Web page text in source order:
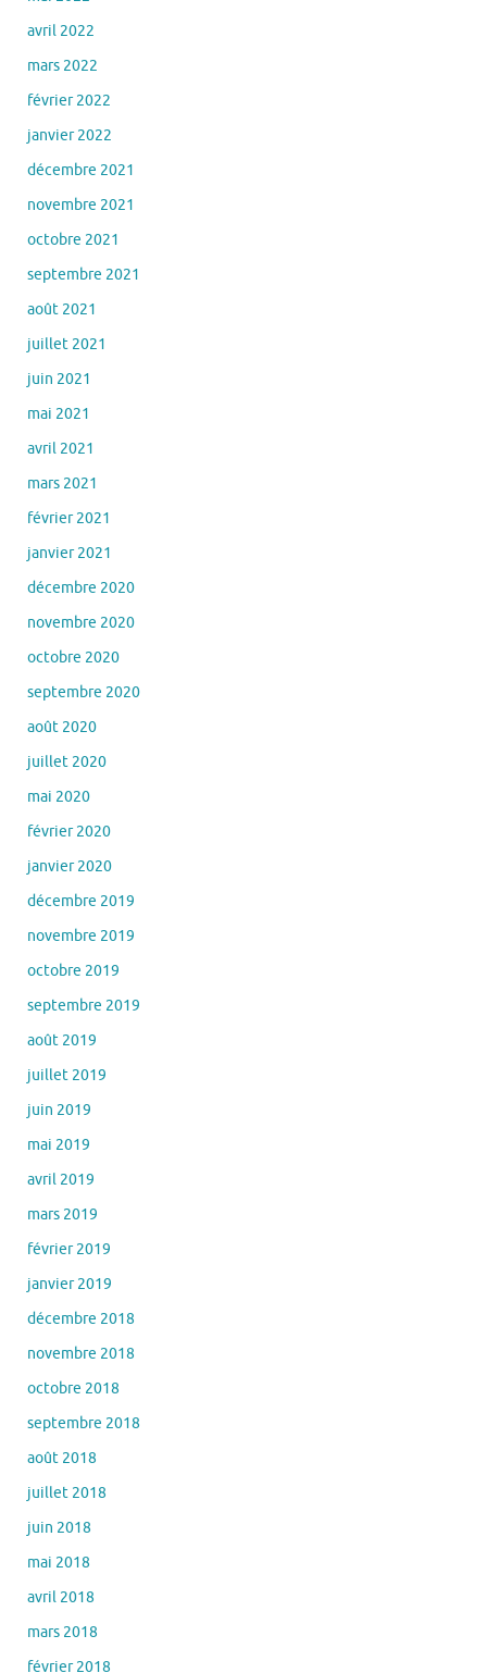
avril 2022
mars 2022
février 2022
janvier 2022
décembre 2021
novembre 2021
octobre 2021
septembre 2021
août 2021
juillet 2021
juin 2021
mai 2021
avril 2021
mars 2021
février 2021
janvier 2021
décembre 2020
novembre 2020
octobre 2020
septembre 2020
août 2020
juillet 2020
mai 2020
février 2020
janvier 2020
décembre 2019
novembre 2019
octobre 2019
septembre 2019
août 2019
juillet 2019
juin 2019
mai 2019
avril 2019
mars 2019
février 2019
janvier 2019
décembre 2018
novembre 2018
octobre 2018
septembre 2018
août 2018
juillet 2018
juin 2018
mai 2018
avril 2018
mars 2018
février 2018